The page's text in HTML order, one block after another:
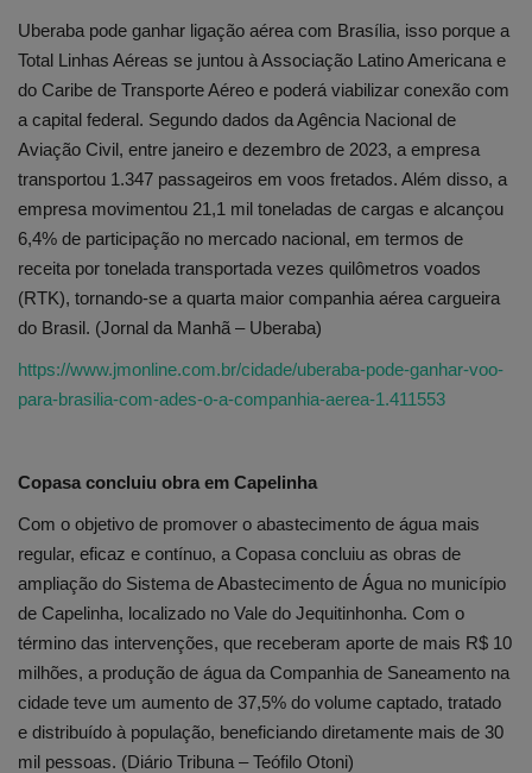
Uberaba pode ganhar ligação aérea com Brasília, isso porque a
Total Linhas Aéreas se juntou à Associação Latino Americana e
do Caribe de Transporte Aéreo e poderá viabilizar conexão com
a capital federal. Segundo dados da Agência Nacional de
Aviação Civil, entre janeiro e dezembro de 2023, a empresa
transportou 1.347 passageiros em voos fretados. Além disso, a
empresa movimentou 21,1 mil toneladas de cargas e alcançou
6,4% de participação no mercado nacional, em termos de
receita por tonelada transportada vezes quilômetros voados
(RTK), tornando-se a quarta maior companhia aérea cargueira
do Brasil. (Jornal da Manhã – Uberaba)
https://www.jmonline.com.br/cidade/uberaba-pode-ganhar-voo-
para-brasilia-com-ades-o-a-companhia-aerea-1.411553
Copasa concluiu obra em Capelinha
Com o objetivo de promover o abastecimento de água mais
regular, eficaz e contínuo, a Copasa concluiu as obras de
ampliação do Sistema de Abastecimento de Água no município
de Capelinha, localizado no Vale do Jequitinhonha. Com o
término das intervenções, que receberam aporte de mais R$ 10
milhões, a produção de água da Companhia de Saneamento na
cidade teve um aumento de 37,5% do volume captado, tratado
e distribuído à população, beneficiando diretamente mais de 30
mil pessoas. (Diário Tribuna – Teófilo Otoni)